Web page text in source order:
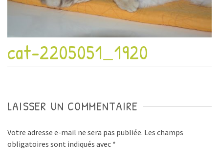
cat-2205051_1920
LAISSER UN COMMENTAIRE
Votre adresse e-mail ne sera pas publiée. Les champs
obligatoires sont indiqués avec *